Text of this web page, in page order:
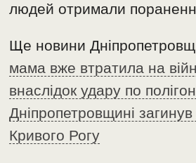
людей отримали
Ще новини
мама вже втратила на
внаслідок удару по
Дніпропетровщині
Кривого Рогу